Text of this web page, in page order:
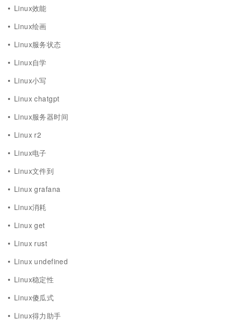
Linux效能
Linux绘画
Linux服务状态
Linux自学
Linux小写
Linux chatgpt
Linux服务器时间
Linux r2
Linux电子
Linux文件到
Linux grafana
Linux消耗
Linux get
Linux rust
Linux undefined
Linux稳定性
Linux傻瓜式
Linux得力助手